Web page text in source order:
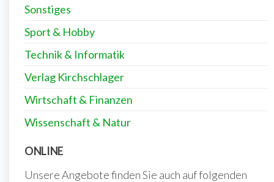
Sonstiges
Sport & Hobby
Technik & Informatik
Verlag Kirchschlager
Wirtschaft & Finanzen
Wissenschaft & Natur
ONLINE
Unsere Angebote finden Sie auch auf folgenden